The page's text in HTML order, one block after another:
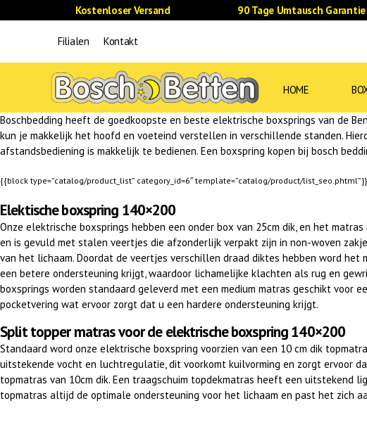
Kostenloser Versand 90 Tage Umtausch Garantie
Filialen Kontakt
HOME
Boschbedding heeft de goedkoopste en beste elektrische boxsprings van de
kun je makkelijk het hoofd en voeteind verstellen in verschillende standen.
afstandsbediening is makkelijk te bedienen. Een boxspring kopen bij bosch
{{block type=”catalog/product_list” category_id=6″ template=”catalog/product/list_seo.phtml”}}
Elektische boxspring 140×200
Onze elektrische boxsprings hebben een onder box van 25cm dik, en het
en is gevuld met stalen veertjes die afzonderlijk verpakt zijn in non-woven
van het lichaam. Doordat de veertjes verschillen draad diktes hebben word
een betere ondersteuning krijgt, waardoor lichamelijke klachten als rug en
boxsprings worden standaard geleverd met een medium matras geschikt voor
pocketvering wat ervoor zorgt dat u een hardere ondersteuning krijgt.
Split topper matras voor de elektrische boxspring 140×200
Standaard word onze elektrische boxspring voorzien van een 10 cm dik
uitstekende vocht en luchtregulatie, dit voorkomt kuilvorming en zorgt ervoor
topmatras van 10cm dik. Een traagschuim topdekmatras heeft een uitstekend
topmatras altijd de optimale ondersteuning voor het lichaam en past het zich